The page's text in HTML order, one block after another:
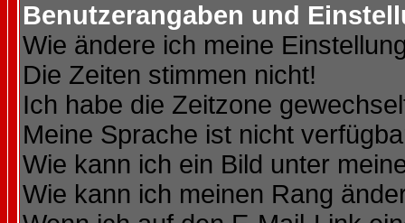
Benutzerangaben und
Wie ändere ich meine
Die Zeiten stimmen nicht!
Ich habe die Zeitzone
Meine Sprache ist nicht
Wie kann ich ein Bild unter
Wie kann ich meinen Rang